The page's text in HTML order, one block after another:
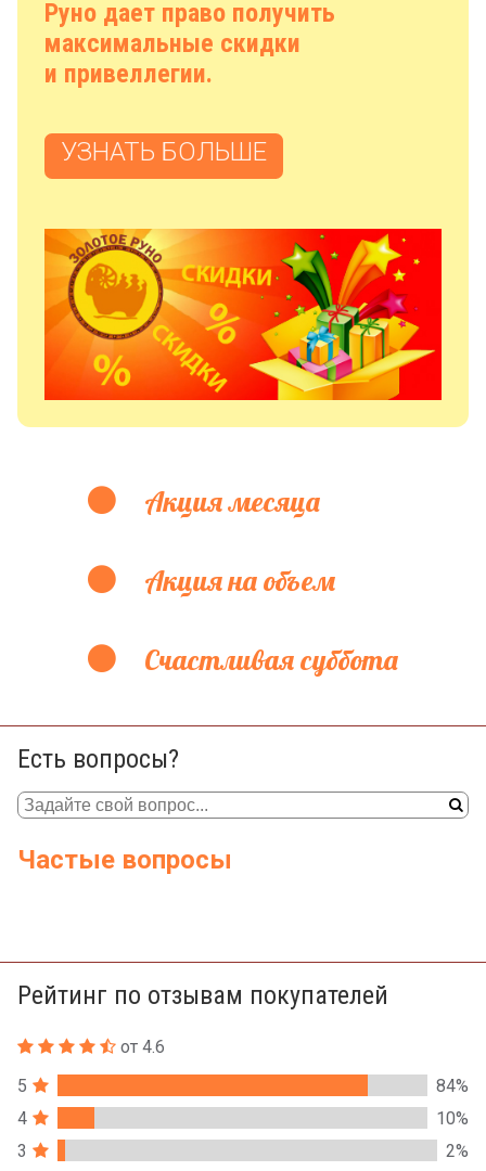
Руно дает право получить
максимальные скидки
и привеллегии.
УЗНАТЬ БОЛЬШЕ
Акция месяца
Акция на объем
Счастливая суббота
Есть вопросы?
Частые вопросы
Рейтинг по отзывам покупателей
от 4.6
5
84%
4
10%
3
2%